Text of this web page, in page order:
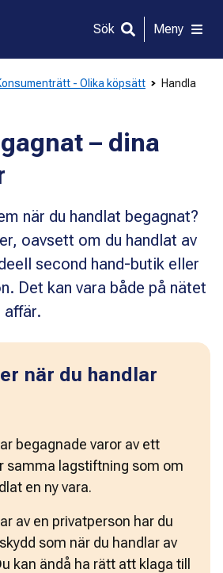
Sök Meny
- Olika köpsätt
Handla
– dina
när du handlat begagnat?
oavsett om du handlat av
second hand-butik eller
Det kan vara både på nätet
affär.
när du handlar
begagnade varor av ett
samma lagstiftning som om
en ny vara.
av en privatperson har du
som när du handlar av
kan ändå ha rätt att klaga till